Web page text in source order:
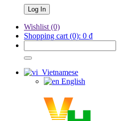
Wishlist (0)
Shopping cart (0): 0 ₫
Vietnamese
English